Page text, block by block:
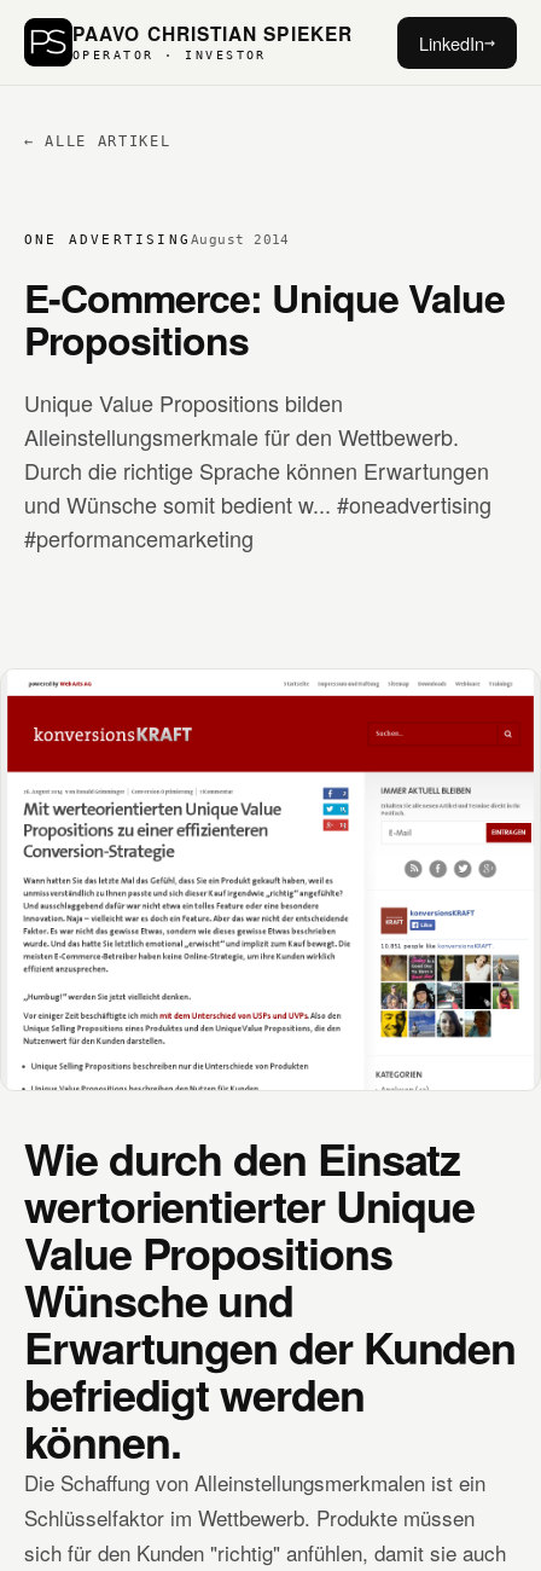
PAAVO CHRISTIAN SPIEKER
OPERATOR · INVESTOR LinkedIn→
← ALLE ARTIKEL
ONE ADVERTISING August 2014
E-Commerce: Unique Value
Propositions
Unique Value Propositions bilden
Alleinstellungsmerkmale für den Wettbewerb.
Durch die richtige Sprache können Erwartungen
und Wünsche somit bedient w... #oneadvertising
#performancemarketing
Wie durch den Einsatz
wertorientierter Unique
Value Propositions
Wünsche und
Erwartungen der Kunden
befriedigt werden
können.
Die Schaffung von Alleinstellungsmerkmalen ist ein
Schlüsselfaktor im Wettbewerb. Produkte müssen
sich für den Kunden "richtig" anfühlen, damit sie auch